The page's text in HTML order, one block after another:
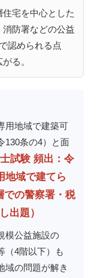
宅を中心とした
防署などの公益
認められる点
る。
用地域で建築可
130条の4）と面
士試験 頻出：令
地域で建てら
での警察署・税
出題）
模公益施設の
（4階以下）も
域の問題が解き